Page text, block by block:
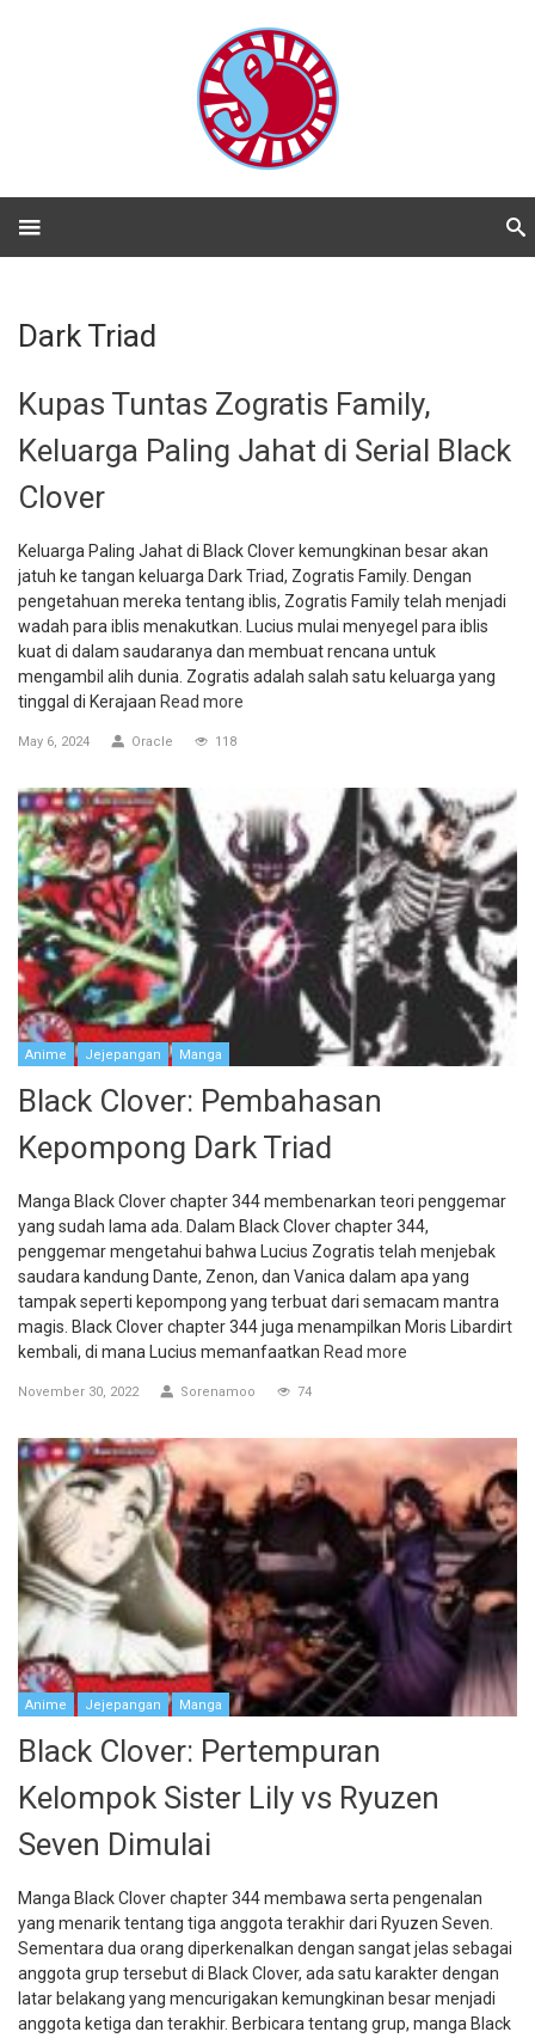
Dark Triad
Kupas Tuntas Zogratis Family,
Keluarga Paling Jahat di Serial Black
Clover
Keluarga Paling Jahat di Black Clover kemungkinan besar akan
jatuh ke tangan keluarga Dark Triad, Zogratis Family. Dengan
pengetahuan mereka tentang iblis, Zogratis Family telah menjadi
wadah para iblis menakutkan. Lucius mulai menyegel para iblis
kuat di dalam saudaranya dan membuat rencana untuk
mengambil alih dunia. Zogratis adalah salah satu keluarga yang
tinggal di Kerajaan Read more
May 6, 2024 Oracle 118
Anime Jejepangan Manga
Black Clover: Pembahasan
Kepompong Dark Triad
Manga Black Clover chapter 344 membenarkan teori penggemar
yang sudah lama ada. Dalam Black Clover chapter 344,
penggemar mengetahui bahwa Lucius Zogratis telah menjebak
saudara kandung Dante, Zenon, dan Vanica dalam apa yang
tampak seperti kepompong yang terbuat dari semacam mantra
magis. Black Clover chapter 344 juga menampilkan Moris Libardirt
kembali, di mana Lucius memanfaatkan Read more
November 30, 2022 Sorenamoo 74
Anime Jejepangan Manga
Black Clover: Pertempuran
Kelompok Sister Lily vs Ryuzen
Seven Dimulai
Manga Black Clover chapter 344 membawa serta pengenalan
yang menarik tentang tiga anggota terakhir dari Ryuzen Seven.
Sementara dua orang diperkenalkan dengan sangat jelas sebagai
anggota grup tersebut di Black Clover, ada satu karakter dengan
latar belakang yang mencurigakan kemungkinan besar menjadi
anggota ketiga dan terakhir. Berbicara tentang grup, manga Black